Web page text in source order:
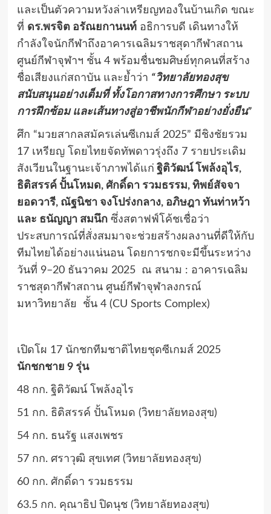
และเป็นตัวความหวังล่าเหรียญทองในบ้านเกิด ขณะ
ที่ ดร.พรจิต อรัณยกานนท์อธิการบดี เดินทางให้
กำลังใจนักกีฬาถึงอาคารเฉลิมราชสุดากีฬาสถาน
ศูนย์กีฬาจุฬาฯ ชั้น 4 พร้อมชื่นชมศิษย์ทุกคนที่สร้าง
ชื่อเสียงแก่สถาบัน และย้ำว่า “วิทยาลัยทองสุข
สนับสนุนอย่างเต็มที่ ทั้งโอกาสทางการศึกษา ระบบ
การฝึกซ้อม และเส้นทางสู่อาชีพนักกีฬาอย่างยั่งยืน”
ศึก “มวยสากลสมัครเล่นซีเกมส์ 2025” มีชิงชัยรวม
17 เหรียญ โดยไทยจัดทัพดาวรุ่งถึง 7 รายประเดิม
สังเวียนในฐานะเจ้าภาพได้แก่ ฐิติวัฒน์ โพล้งอุไร,
ธิติสรรค์ ปั้นโหมด, ศักดิ์ดา รวมธรรม, ทิพย์สัจจา
ยอดวารี, ณัฐนิชา จงโปร่งกลาง, อภิษฎา ทันท่าหว้า
และ ธนัญญา สมนึกซึ่งสตาฟฟ์โค้ชเชื่อว่า
ประสบการณ์ที่สั่งสมมาจะช่วยสร้างผลงานที่ดีให้กับ
ทีมไทยได้อย่างแน่นอน โดยการชกจะมีขึ้นระหว่าง
วันที่ 9–20 ธันวาคม 2025 ณ สนาม : อาคารเฉลิม
ราชสุดากีฬาสถาน ศูนย์กีฬาจุฬาลงกรณ์
มหาวิทยาลัย ชั้น 4 (CU Sports Complex)
เปิดโผ 17 นักชกทีมชาติไทยชุดซีเกมส์ 2025
นักชกชาย 9 รุ่น
48 กก. ฐิติวัฒน์ โพล้งอุไร
51 กก. ธิติสรรค์ ปั้นโหมด (วิทยาลัยทองสุข)
54 กก. ธนรัฐ แสงเพชร
57 กก. ศราวุฒิ สุขเทศ (วิทยาลัยทองสุข)
60 กก. ศักดิ์ดา รวมธรรม
63.5 กก. คุณาธิป ปิดนุช (วิทยาลัยทองสุข)